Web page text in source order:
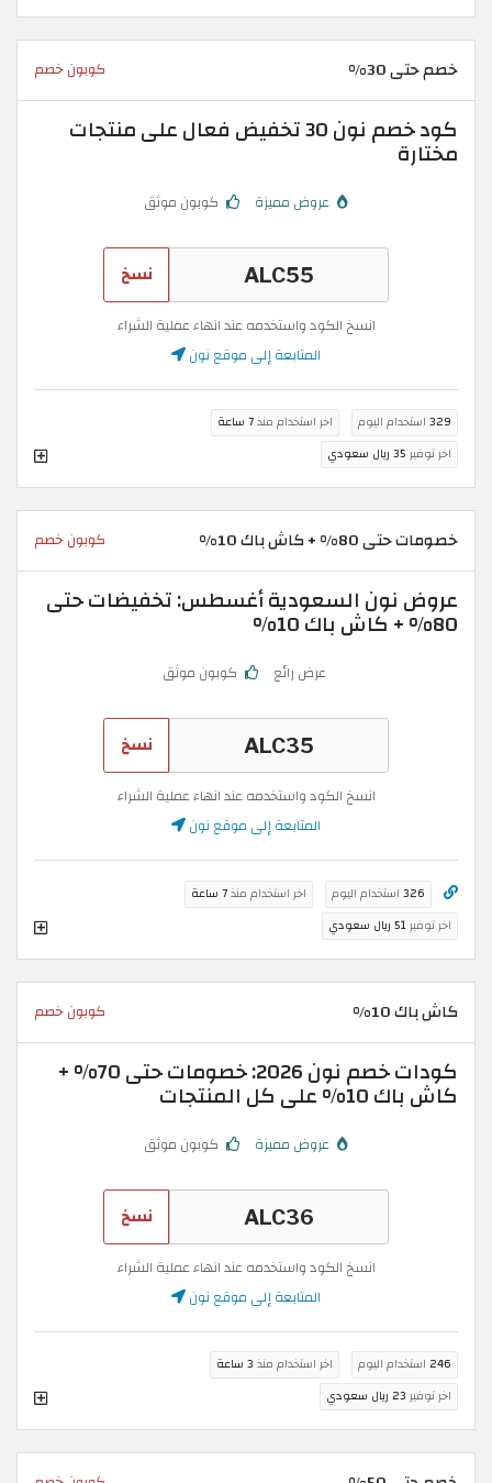
خصم حتى 30% كوبون خصم
كود خصم نون 30 تخفيض فعال على منتجات
مختارة
عروض مميزة كوبون موثق
نسخ
انسخ الكود واستخدمه عند انهاء عملية الشراء
المتابعة إلى موقع نون
329 استخدام اليوم اخر استخدام منذ7 ساعة
اخر توفير 35 ريال سعودي
خصومات حتى 80% + كاش باك 10% كوبون خصم
عروض نون السعودية أغسطس: تخفيضات حتى
80% + كاش باك 10%
عرض رائع كوبون موثق
نسخ
انسخ الكود واستخدمه عند انهاء عملية الشراء
المتابعة إلى موقع نون
326 استخدام اليوم اخر استخدام منذ7 ساعة
اخر توفير51 ريال سعودي
كاش باك 10% كوبون خصم
كودات خصم نون 2026: خصومات حتى 70% +
كاش باك 10% على كل المنتجات
عروض مميزة كوبون موثق
نسخ
انسخ الكود واستخدمه عند انهاء عملية الشراء
المتابعة إلى موقع نون
246 استخدام اليوم اخر استخدام منذ 3 ساعة
اخر توفير 23 ريال سعودي